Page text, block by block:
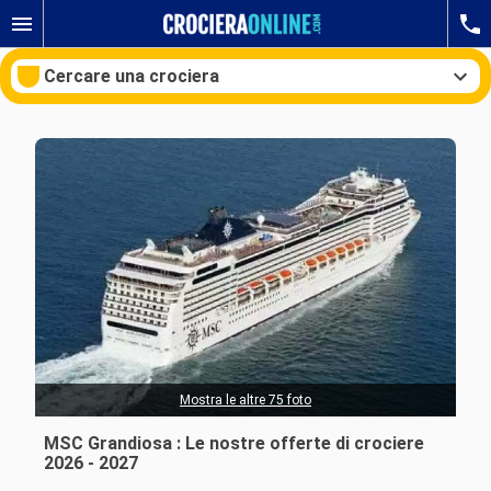
Cercare una crociera
Le nostre destinazioni
Mesi di partenza
Porti Compagnie
Ricerca
MSC Grandiosa : Le nostre offerte di crociere
2026 - 2027
Mostra le altre 75 foto